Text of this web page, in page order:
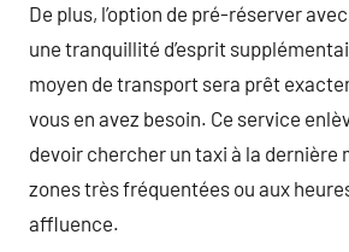
De plus, l’option de pré-réserver
une tranquillité d’esprit
moyen de transport sera prêt
vous en avez besoin. Ce service
devoir chercher un taxi à la dernière
zones très fréquentées ou aux
affluence.